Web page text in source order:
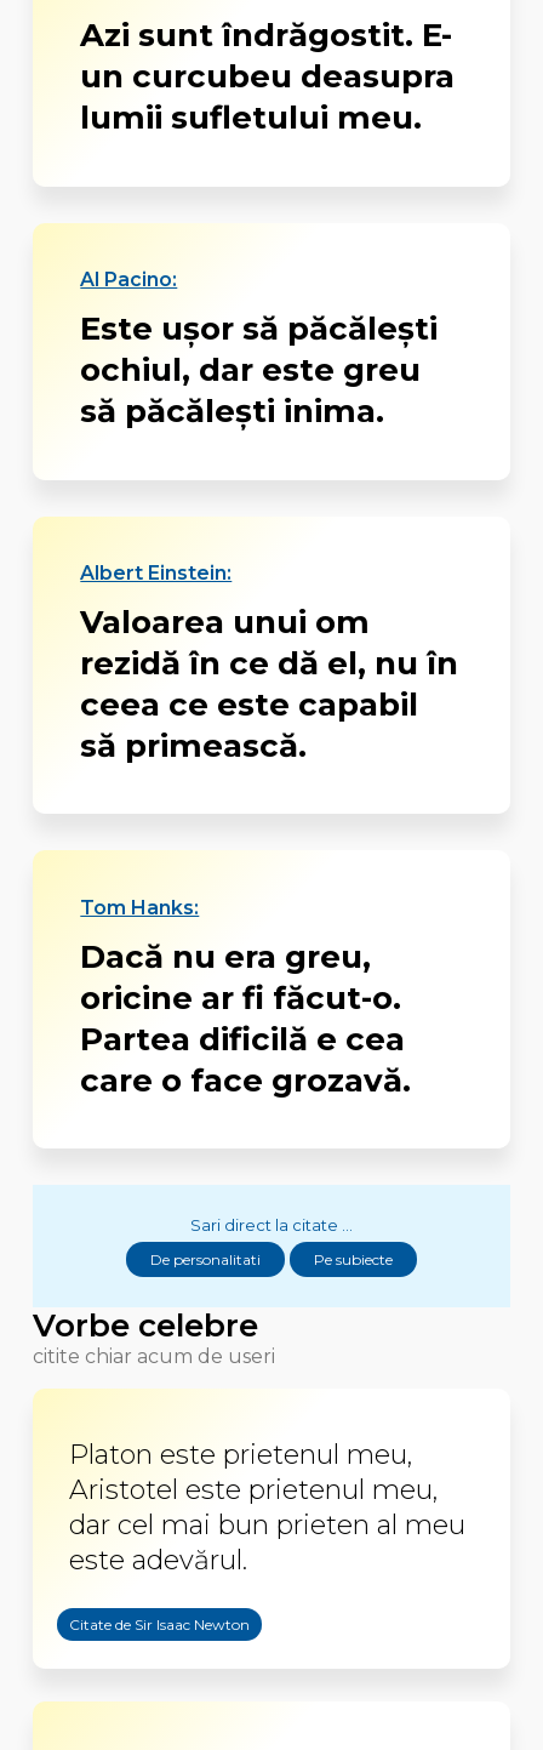
Azi sunt îndrăgostit. E-
un curcubeu deasupra
lumii sufletului meu.
Al Pacino:
Este uşor să păcăleşti
ochiul, dar este greu
să păcăleşti inima.
Albert Einstein:
Valoarea unui om
rezidă în ce dă el, nu în
ceea ce este capabil
să primească.
Tom Hanks:
Dacă nu era greu,
oricine ar fi făcut-o.
Partea dificilă e cea
care o face grozavă.
Sari direct la citate ...
De personalitati Pe subiecte
Vorbe celebre
citite chiar acum de useri
Platon este prietenul meu,
Aristotel este prietenul meu,
dar cel mai bun prieten al meu
este adevărul.
Citate de Sir Isaac Newton